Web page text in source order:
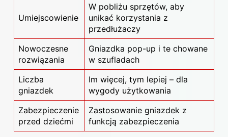
Umiejscowienie
W pobliżu sprzętów, aby
unikać korzystania z
przedłużaczy
Nowoczesne
rozwiązania
Gniazdka pop-up i te chowane
w szufladach
Liczba
gniazdek
Im więcej, tym lepiej – dla
wygody użytkowania
Zabezpieczenie
przed dziećmi
Zastosowanie gniazdek z
funkcją zabezpieczenia